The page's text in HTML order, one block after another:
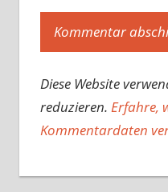
Diese Website
reduzieren. Erfahre,
Kommentardaten